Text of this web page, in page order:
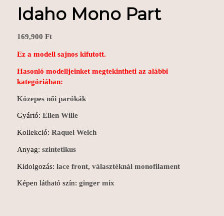
Idaho Mono Part
169,900 Ft
Ez a modell sajnos kifutott.
Hasonló modelljeinket megtekintheti az alábbi
kategóriában:
Közepes női parókák
Gyártó: Ellen Wille
Kollekció: Raquel Welch
Anyag: szintetikus
Kidolgozás: lace front, választéknál monofilament
Képen látható szín: ginger mix